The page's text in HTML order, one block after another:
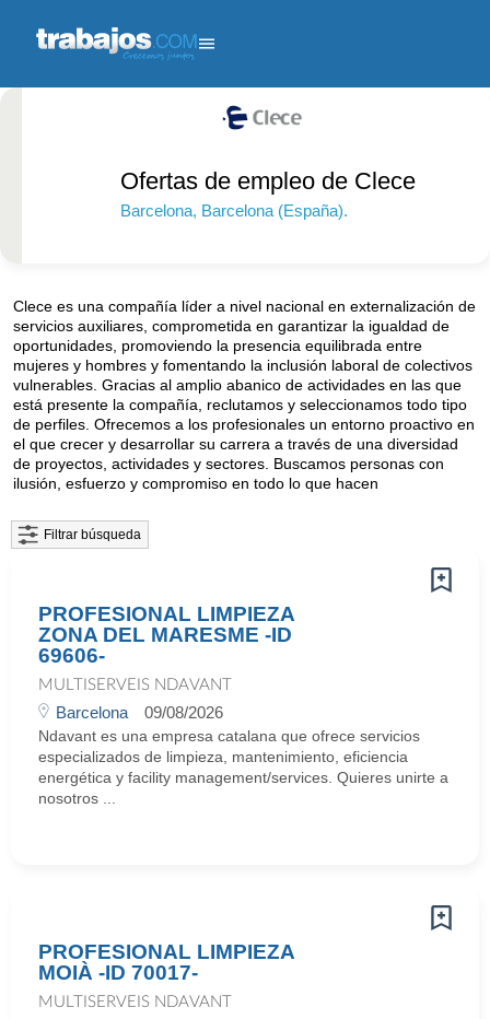
Ofertas de empleo de Clece
Barcelona, Barcelona (España).
Clece es una compañía líder a nivel nacional en externalización de
servicios auxiliares, comprometida en garantizar la igualdad de
oportunidades, promoviendo la presencia equilibrada entre
mujeres y hombres y fomentando la inclusión laboral de colectivos
vulnerables. Gracias al amplio abanico de actividades en las que
está presente la compañía, reclutamos y seleccionamos todo tipo
de perfiles. Ofrecemos a los profesionales un entorno proactivo en
el que crecer y desarrollar su carrera a través de una diversidad
de proyectos, actividades y sectores. Buscamos personas con
ilusión, esfuerzo y compromiso en todo lo que hacen
Filtrar búsqueda
PROFESIONAL LIMPIEZA
ZONA DEL MARESME -ID
69606-
MULTISERVEIS NDAVANT
Barcelona 09/08/2026
Ndavant es una empresa catalana que ofrece servicios
especializados de limpieza, mantenimiento, eficiencia
energética y facility management/services. Quieres unirte a
nosotros ...
PROFESIONAL LIMPIEZA
MOIÀ -ID 70017-
MULTISERVEIS NDAVANT